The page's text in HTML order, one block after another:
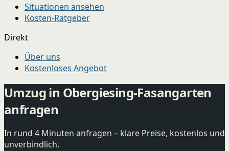
Situationen ansehen
Kosten-Ratgeber
Direkt
Über uns
Kostenloses Angebot
Umzug in Obergiesing-Fasangarten
anfragen
In rund 4 Minuten anfragen – klare Preise, kostenlos und
unverbindlich.